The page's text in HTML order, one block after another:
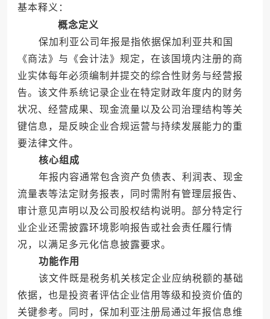
基本释义：
概念定义
保加利亚公司年报是指依据保加利亚共和国
《商法》与《会计法》规定，在该国境内注册的商
业实体每年必须编制并提交的综合性财务与经营报
告。该文件系统记录企业在特定财政年度内的财务
状况、经营成果、现金流量以及公司治理结构等关
键信息，是反映企业合规运营与持续发展能力的重
要法律文件。
核心组成
年报内容通常包含资产负债表、利润表、现金
流量表等法定财务报表，同时需附有管理层报告、
审计意见声明以及公司股权结构说明。部分特定行
业企业还需披露环境影响报告或社会责任履行情
况，以满足多元化信息披露要求。
功能作用
该文件既是税务机关核定企业应纳税额的基础
依据，也是投资者评估企业信用等级和投资价值的
关键参考。同时，保加利亚注册局通过年报信息维